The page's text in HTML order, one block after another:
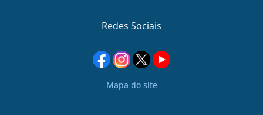
Redes Sociais
Mapa do site